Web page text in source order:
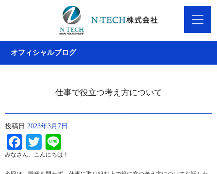
オフィシャルブログ
仕事で役立つ考え方について
投稿日 2023年3月7日
Facebook
Twitter
みなさん、こんにちは！